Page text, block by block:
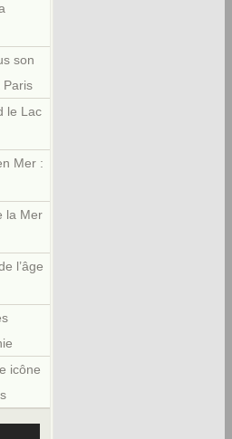
son
Paris
le Lac
Mer :
la Mer
l’âge
icône